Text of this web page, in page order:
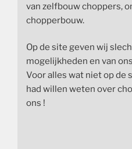
van zelfbouw choppers,
chopperbouw.
Op de site geven wij
mogelijkheden en van
Voor alles wat niet op de
had willen weten over
ons !